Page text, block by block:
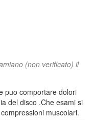
(non verificato) il
puo comportare dolori
del disco .Che esami si
muscolari.